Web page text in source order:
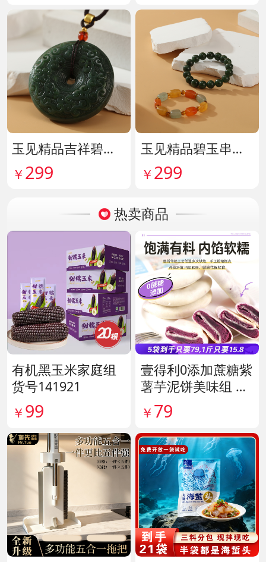
玉见精品吉祥碧玉吊牌 货号142114
￥ 299
玉见精品碧玉串珠手串 货号142115
￥ 299
热卖商品
有机黑玉米家庭组
货号141921
￥ 99
壹得利0添加蔗糖紫
薯芋泥饼美味组 货
号141287
￥ 79